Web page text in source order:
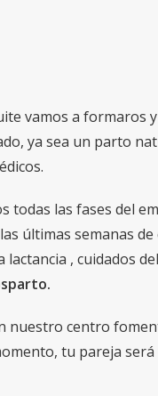
vamos a formaros
ya sea un parto
todas las fases del
últimas semanas
lactancia , cuidados
nuestro centro
tu pareja